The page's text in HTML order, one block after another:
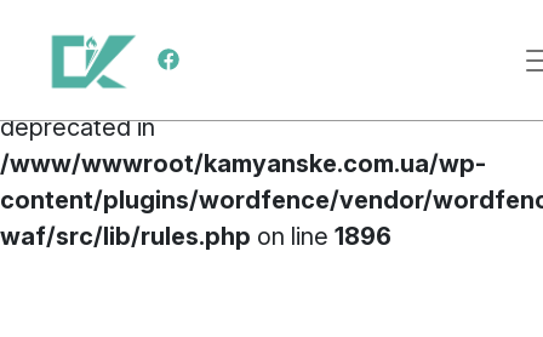
Deprecated
: preg_replace(): Passing null to
parameter #3 ($subject) of type array|string is
deprecated in
/www/wwwroot/kamyanske.com.ua/wp-
content/plugins/wordfence/vendor/
waf/src/lib/rules.php on line 1896
Main Navigation